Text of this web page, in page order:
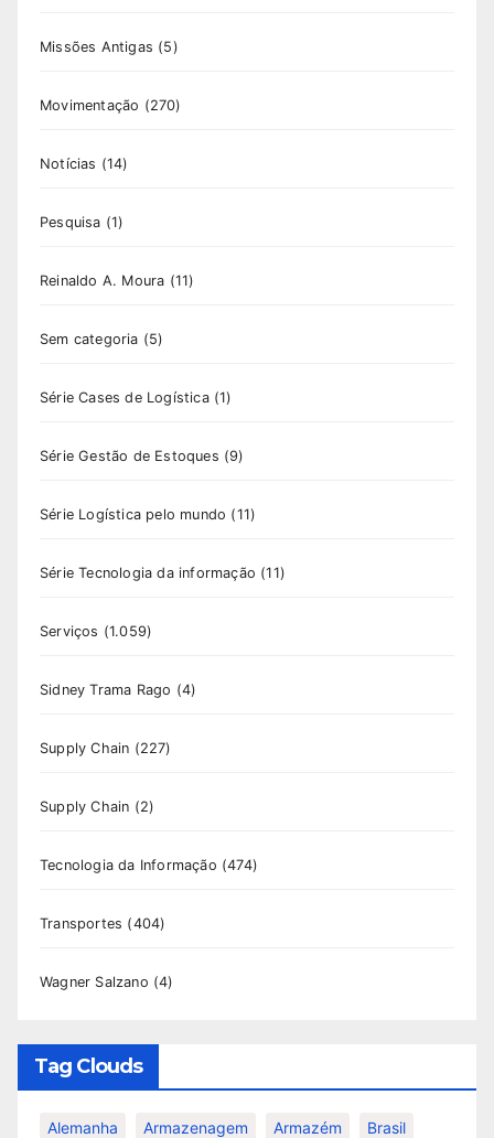
Missões Antigas (5)
Movimentação (270)
Notícias (14)
Pesquisa (1)
Reinaldo A. Moura (11)
Sem categoria (5)
Série Cases de Logística(1)
Série Gestão de Estoques (9)
Série Logística pelo mundo (11)
Série Tecnologia da informação (11)
Serviços (1.059)
Sidney Trama Rago (4)
Supply Chain (227)
Supply Chain (2)
Tecnologia da Informação (474)
Transportes (404)
Wagner Salzano (4)
Tag Clouds
Alemanha Armazenagem Armazém Brasil